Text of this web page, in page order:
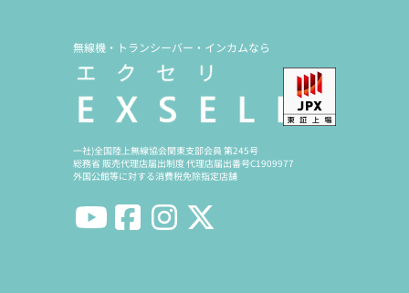
無線機・トランシーバー・インカムなら
一社)全国陸上無線協会関東支部会員 第245号
総務省 販売代理店届出制度 代理店届出番号C1909977
外国公館等に対する消費税免除指定店舗